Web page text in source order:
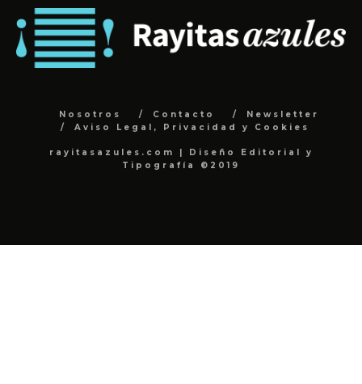
Nosotros Contacto
Newsletter
Aviso Legal, Privacidad y Cookies
rayitasazules.com | Diseño Editorial y
Tipografía ©2019